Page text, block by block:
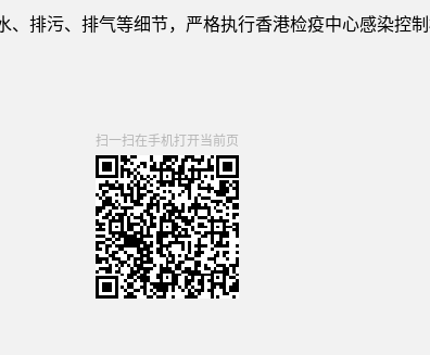
排污、排气等细节，严格执行香港检疫中心感染控制
扫一扫在手机打开当前页